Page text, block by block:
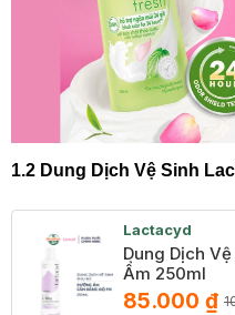
1.2 Dung Dịch Vệ Sinh
Lactacyd
Dung Dịch
Ẩm 250ml
85.000 ₫